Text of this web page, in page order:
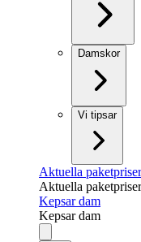
Damskor
Vi tipsar
Aktuella paketpriser
Aktuella paketpriser
Kepsar dam
Kepsar dam